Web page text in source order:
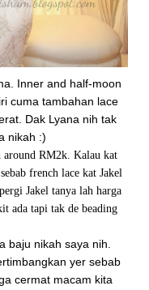
Inner and half-moon
cuma tambahan lace
Dak Lyana nih tak
nikah :)
around RM2k. Kalau kat
french lace kat Jakel
Jakel tanya lah harga
ada tapi tak de beading
baju nikah saya nih.
yer sebab
cermat macam kita